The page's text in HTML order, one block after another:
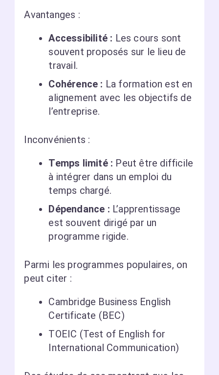
Avantanges :
Accessibilité : Les cours sont
souvent proposés sur le lieu de
travail.
Cohérence : La formation est en
alignement avec les objectifs de
l’entreprise.
Inconvénients :
Temps limité : Peut être difficile
à intégrer dans un emploi du
temps chargé.
Dépendance : L’apprentissage
est souvent dirigé par un
programme rigide.
Parmi les programmes populaires, on
peut citer :
Cambridge Business English
Certificate (BEC)
TOEIC (Test of English for
International Communication)